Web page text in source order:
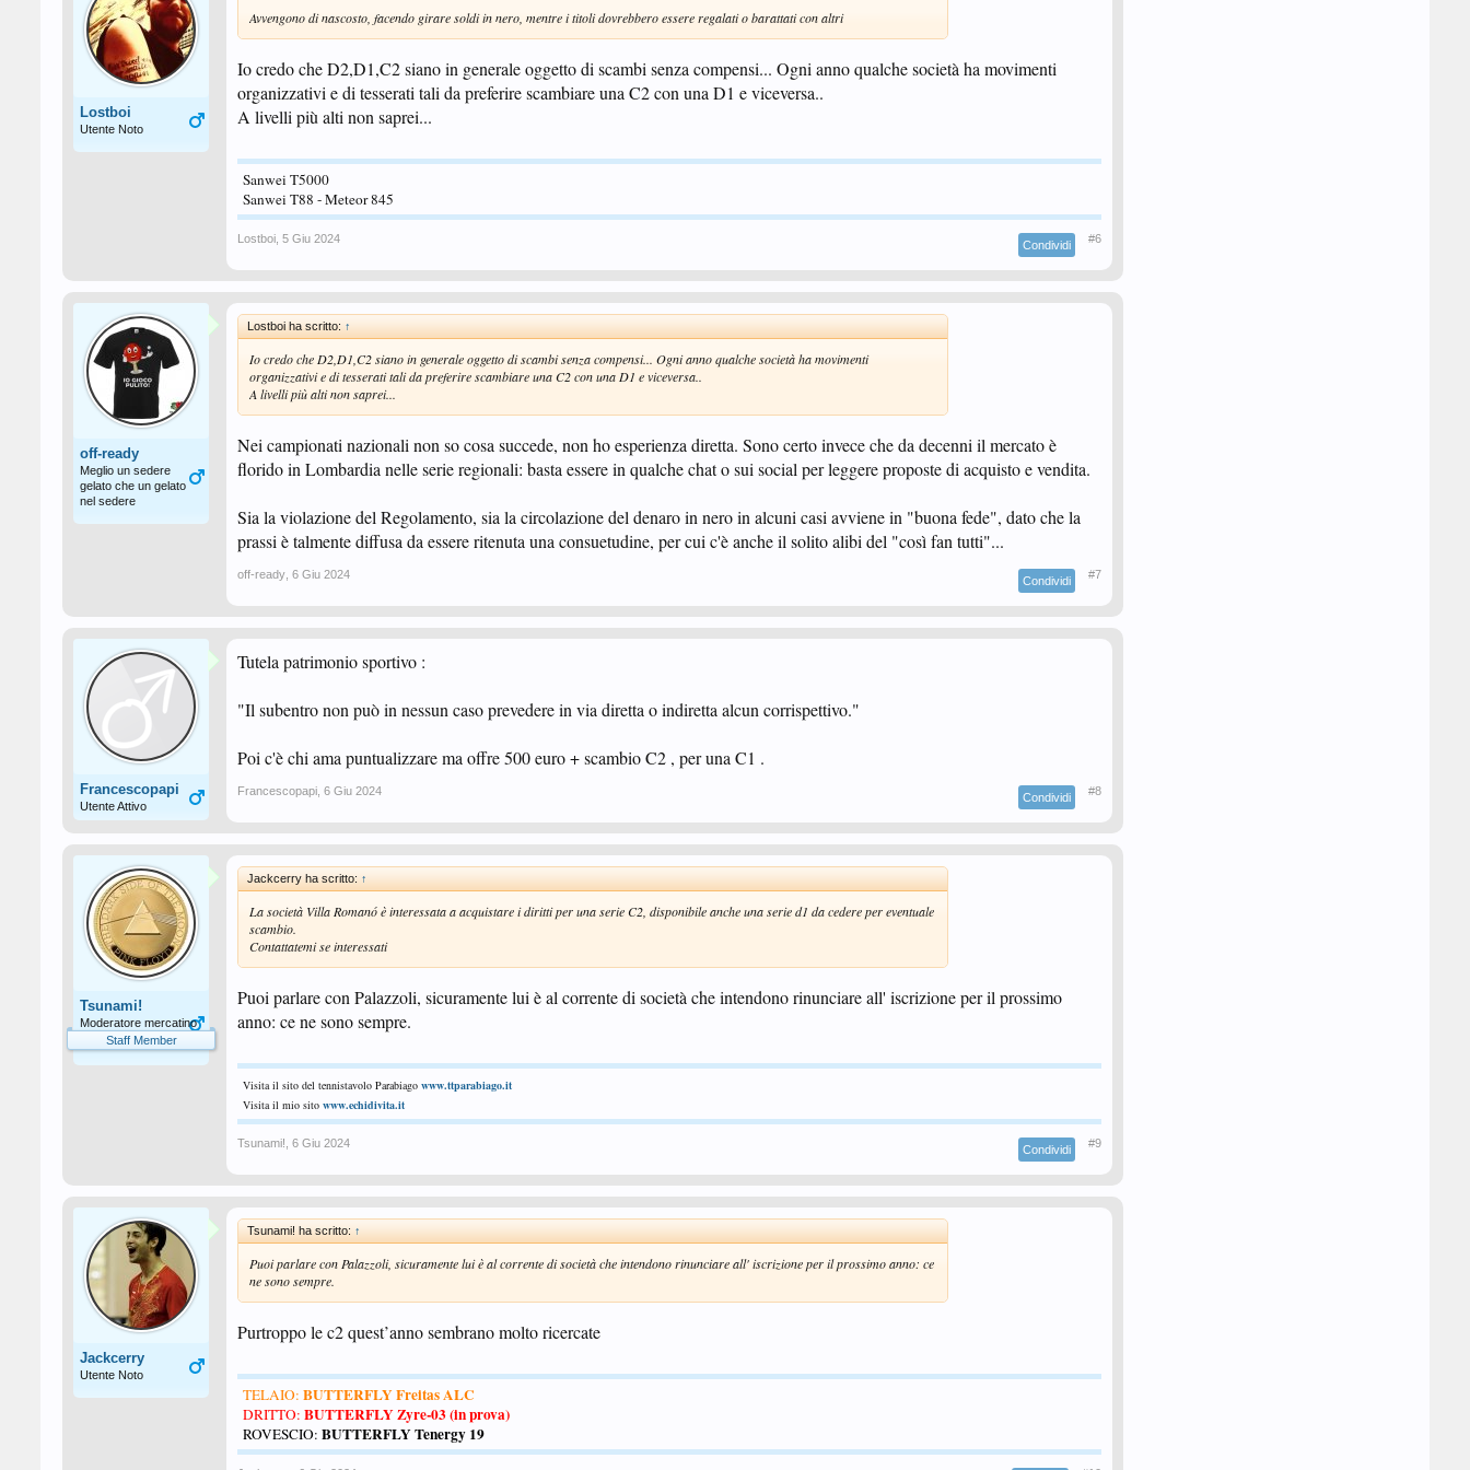
Lostboi
Utente Noto
Avvengono di nascosto, facendo girare soldi in nero, mentre i titoli dovrebbero essere regalati o barattati con altri
Io credo che D2,D1,C2 siano in generale oggetto di scambi senza compensi... Ogni anno qualche società ha movimenti
organizzativi e di tesserati tali da preferire scambiare una C2 con una D1 e viceversa..
A livelli più alti non saprei...
Sanwei T5000
Sanwei T88 - Meteor 845
Lostboi 5 Giu 2024 Condividi #6
off-ready
Meglio un sedere
gelato che un gelato
nel sedere
Lostboi ha scritto: ↑
Io credo che D2,D1,C2 siano in generale oggetto di scambi senza compensi... Ogni anno qualche società ha movimenti
organizzativi e di tesserati tali da preferire scambiare una C2 con una D1 e viceversa..
A livelli più alti non saprei...
Nei campionati nazionali non so cosa succede, non ho esperienza diretta. Sono certo invece che da decenni il mercato è
florido in Lombardia nelle serie regionali: basta essere in qualche chat o sui social per leggere proposte di acquisto e vendita.
Sia la violazione del Regolamento, sia la circolazione del denaro in nero in alcuni casi avviene in "buona fede", dato che la
prassi è talmente diffusa da essere ritenuta una consuetudine, per cui c'è anche il solito alibi del "così fan tutti"...
off-ready 6 Giu 2024 Condividi #7
Francescopapi
Utente Attivo
Tutela patrimonio sportivo :
"Il subentro non può in nessun caso prevedere in via diretta o indiretta alcun corrispettivo."
Poi c'è chi ama puntualizzare ma offre 500 euro + scambio C2 , per una C1 .
Francescopapi 6 Giu 2024 Condividi #8
Tsunami!
Moderatore mercatino
Staff Member
Jackcerry ha scritto: ↑
La società Villa Romanó è interessata a acquistare i diritti per una serie C2, disponibile anche una serie d1 da cedere per eventuale
scambio.
Contattatemi se interessati
Puoi parlare con Palazzoli, sicuramente lui è al corrente di società che intendono rinunciare all' iscrizione per il prossimo
anno: ce ne sono sempre.
Visita il sito del tennistavolo Parabiago www.ttparabiago.it
Visita il mio sito www.echidivita.it
Tsunami! 6 Giu 2024 Condividi #9
Jackcerry
Utente Noto
Tsunami! ha scritto: ↑
Puoi parlare con Palazzoli, sicuramente lui è al corrente di società che intendono rinunciare all' iscrizione per il prossimo anno: ce
ne sono sempre.
Purtroppo le c2 quest’anno sembrano molto ricercate
TELAIO: BUTTERFLY Freitas ALC
DRITTO: BUTTERFLY Zyre-03 (in prova)
ROVESCIO: BUTTERFLY Tenergy 19